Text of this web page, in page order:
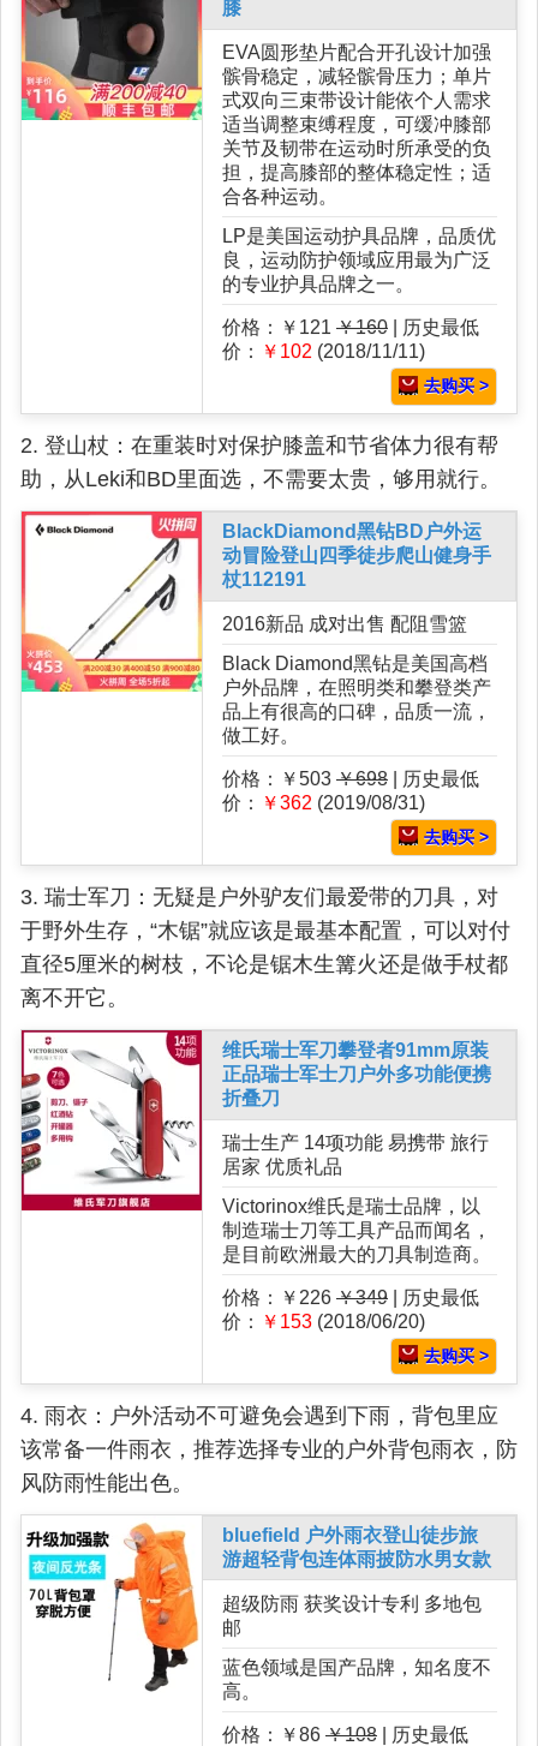
膝
EVA圆形垫片配合开孔设计加强
髌骨稳定，减轻髌骨压力；单片
式双向三束带设计能依个人需求
适当调整束缚程度，可缓冲膝部
关节及韧带在运动时所承受的负
担，提高膝部的整体稳定性；适
合各种运动。
LP是美国运动护具品牌，品质优
良，运动防护领域应用最为广泛
的专业护具品牌之一。
价格：￥121 ￥160 | 历史最低
价：
￥102 (2018/11/11)
去购买 >
2. 登山杖：在重装时对保护膝盖和节省体力很有帮
助，从Leki和BD里面选，不需要太贵，够用就行。
BlackDiamond黑钻BD户外运
动冒险登山四季徒步爬山健身手
杖112191
2016新品 成对出售 配阻雪篮
Black Diamond黑钻是美国高档
户外品牌，在照明类和攀登类产
品上有很高的口碑，品质一流，
做工好。
价格：￥503 ￥698 | 历史最低
价：
￥362 (2019/08/31)
去购买 >
3. 瑞士军刀：无疑是户外驴友们最爱带的刀具，对
于野外生存，“木锯”就应该是最基本配置，可以对付
直径5厘米的树枝，不论是锯木生篝火还是做手杖都
离不开它。
维氏瑞士军刀攀登者91mm原装
正品瑞士军士刀户外多功能便携
折叠刀
瑞士生产 14项功能 易携带 旅行
居家 优质礼品
Victorinox维氏是瑞士品牌，以
制造瑞士刀等工具产品而闻名，
是目前欧洲最大的刀具制造商。
价格：￥226 ￥349 | 历史最低
价：
￥153 (2018/06/20)
去购买 >
4. 雨衣：户外活动不可避免会遇到下雨，背包里应
该常备一件雨衣，推荐选择专业的户外背包雨衣，防
风防雨性能出色。
bluefield 户外雨衣登山徒步旅
游超轻背包连体雨披防水男女款
超级防雨 获奖设计专利 多地包
邮
蓝色领域是国产品牌，知名度不
高。
价格：￥86 ￥108 | 历史最低